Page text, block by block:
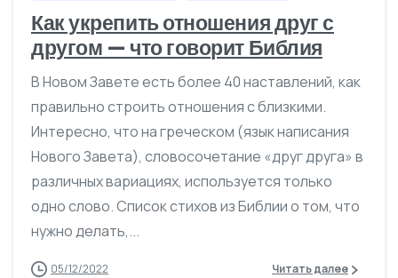
Как укрепить отношения друг с
другом — что говорит Библия
В Новом Завете есть более 40 наставлений, как
правильно строить отношения с близкими.
Интересно, что на греческом (язык написания
Нового Завета), словосочетание «друг друга» в
различных вариациях, используется только
одно слово. Список стихов из Библии о том, что
нужно делать,...
05/12/2022 Читать далее